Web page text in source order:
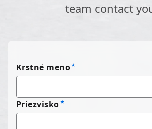
team contact
Krstné meno
Priezvisko